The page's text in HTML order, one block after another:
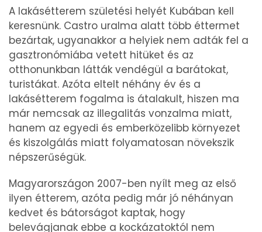
A lakásétterem születési helyét Kubában kell
keresnünk. Castro uralma alatt több éttermet
bezártak, ugyanakkor a helyiek nem adták fel a
gasztronómiába vetett hitüket és az
otthonunkban látták vendégül a barátokat,
turistákat. Azóta eltelt néhány év és a
lakásétterem fogalma is átalakult, hiszen ma
már nemcsak az illegalitás vonzalma miatt,
hanem az egyedi és emberközelibb környezet
és kiszolgálás miatt folyamatosan növekszik
népszerűségük.
Magyarországon 2007-ben nyílt meg az első
ilyen étterem, azóta pedig már jó néhányan
kedvet és bátorságot kaptak, hogy
belevágjanak ebbe a kockázatoktól nem